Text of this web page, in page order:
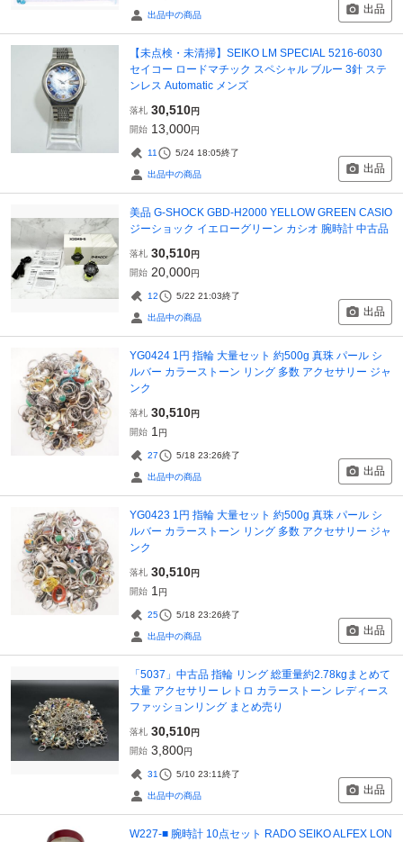
出品中の商品 出品
【未点検・未清掃】SEIKO LM SPECIAL 5216-6030
セイコー ロードマチック スペシャル ブルー 3針 ステ
ンレス Automatic メンズ
落札 30,510円
開始 13,000円
11 5/24 18:05終了
出品中の商品 出品
美品 G-SHOCK GBD-H2000 YELLOW GREEN CASIO
ジーショック イエローグリーン カシオ 腕時計 中古品
落札 30,510円
開始 20,000円
12 5/22 21:03終了
出品中の商品 出品
YG0424 1円 指輪 大量セット 約500g 真珠 パール シ
ルバー カラーストーン リング 多数 アクセサリー ジャ
ンク
落札 30,510円
開始 1 円
27 5/18 23:26終了
出品中の商品 出品
YG0423 1円 指輪 大量セット 約500g 真珠 パール シ
ルバー カラーストーン リング 多数 アクセサリー ジャ
ンク
落札 30,510円
開始 1 円
25 5/18 23:26終了
出品中の商品 出品
「5037」中古品 指輪 リング 総重量約2.78kgまとめて
大量 アクセサリー レトロ カラーストーン レディース
ファッションリング まとめ売り
落札 30,510円
開始 3,800円
31 5/10 23:11終了
出品中の商品 出品
W227-■ 腕時計 10点セット RADO SEIKO ALFEX LON